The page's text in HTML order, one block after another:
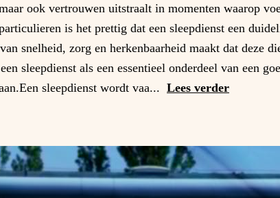
ook vertrouwen uitstraalt in momenten waarop
is het prettig dat een sleepdienst een
snelheid, zorg en herkenbaarheid maakt dat deze
sleepdienst als een essentieel onderdeel van een
sleepdienst wordt vaa... Lees verder